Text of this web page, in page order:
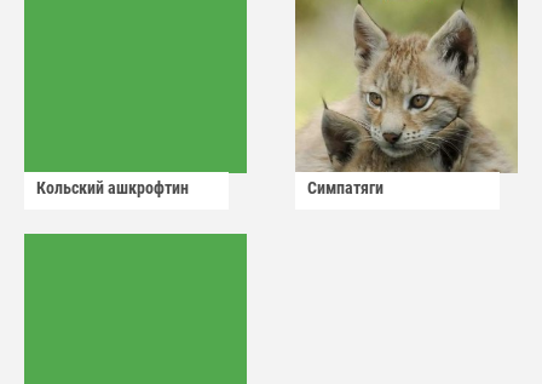
Кольский ашкрофтин Симпатяги